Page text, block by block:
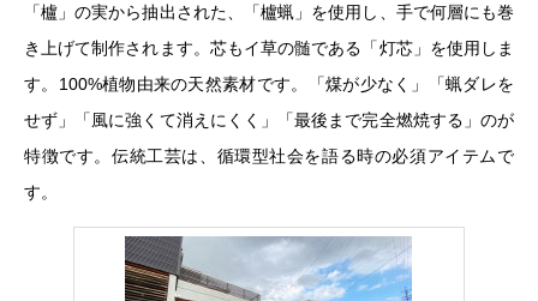
「櫨」の実から抽出された、「櫨蝋」を使用し、手で何層にも巻
き上げて制作されます。芯もイ草の髄である「灯芯」を使用しま
す。100%植物由来の天然素材です。「煤が少なく」「蝋ダレを
せず」「風に強くて消えにくく」「最後まで完全燃焼する」のが
特徴です。伝統工芸は、循環型社会を語る時の必須アイテムで
す。